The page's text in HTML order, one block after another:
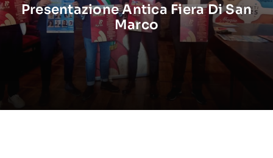
Presentazione Antica Fiera Di San
Marco